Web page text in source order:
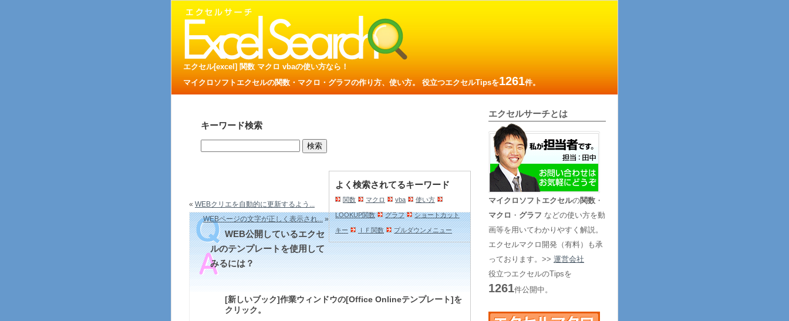
エクセル[excel] 関数 マクロ vbaの使い方なら！
マイクロソフトエクセルの関数・マクロ・グラフの作り方、使い方。 役立つエクセルTipsを1261件。
キーワード検索
よく検索されてるキーワード
関数 マクロ vba 使い方
LOOKUP関数 グラフ ショートカット
キー ＩＦ関数 プルダウンメニュー
« WEBクリエを自動的に更新するよう...
WEBページの文字が正しく表示され...»
WEB公開しているエクセ
ルのテンプレートを使用して
みるには？
[新しいブック]作業ウィンドウの[Office Onlineテンプレート]を
クリック。
エクセルサーチとは
マイクロソフトエクセルの関数 ・
マクロ ・ グラフ などの使い方を動
画等を用いてわかりやすく解説。
エクセルマクロ開発（有料）も承
っております。>> 運営会社
役立つエクセルのTipsを
1261件公開中。